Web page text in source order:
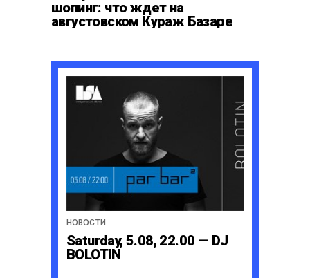
шопинг: что ждет на
августовском Кураж Базаре
НОВОСТИ
Saturday, 5.08, 22.00 — DJ
BOLOTIN